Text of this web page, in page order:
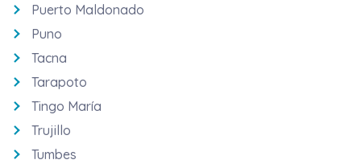
Puerto Maldonado
Puno
Tacna
Tarapoto
Tingo María
Trujillo
Tumbes